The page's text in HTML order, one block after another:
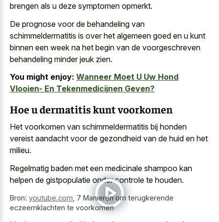
brengen als u deze symptomen opmerkt.
De prognose voor de behandeling van
schimmeldermatitis is over het algemeen goed en u kunt
binnen een week na het begin van de voorgeschreven
behandeling minder jeuk zien.
You might enjoy: Wanneer Moet U Uw Hond
Vlooien- En Tekenmedicijnen Geven?
Hoe u dermatitis kunt voorkomen
Het voorkomen van schimmeldermatitis bij honden
vereist aandacht voor de gezondheid van de huid en het
milieu.
Regelmatig baden met een medicinale shampoo kan
helpen de gistpopulatie onder controle te houden.
Bron: youtube.com 7 Manieren om terugkerende
eczeemklachten te voorkomen